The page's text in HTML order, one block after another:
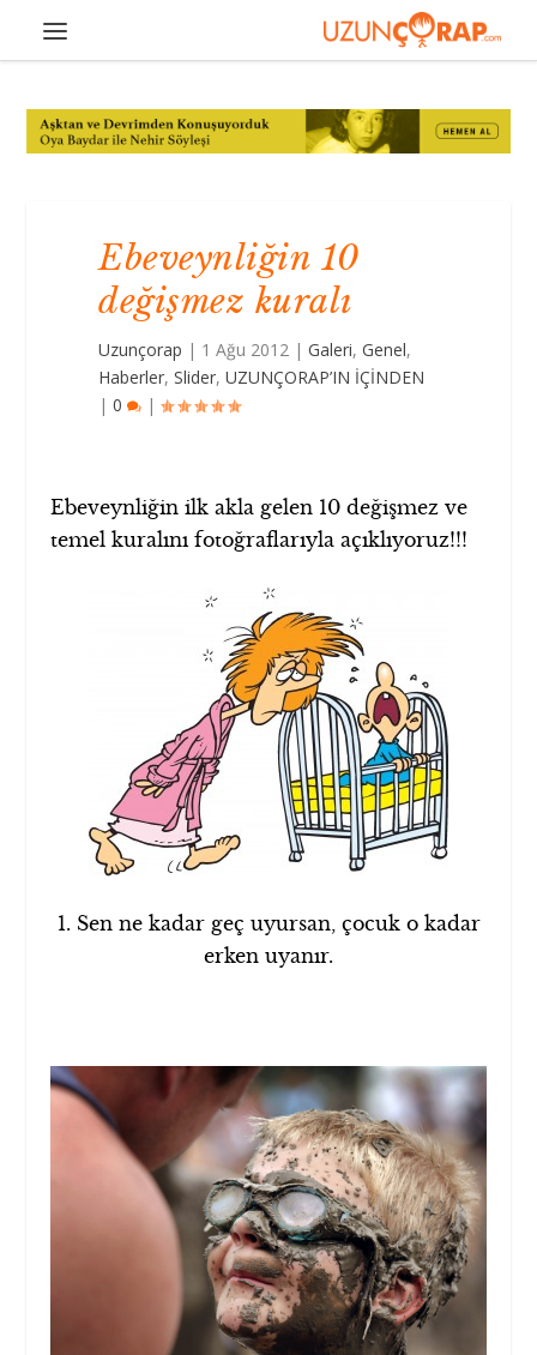
Ebeveynliğin 10
değişmez kuralı
Uzunçorap | 1 Ağu 2012 |Galeri,Genel,
Haberler,Slider,UZUNÇORAP’IN İÇİNDEN
|0 |
Ebeveynliğin ilk akla gelen 10 değişmez ve
temel kuralını fotoğraflarıyla açıklıyoruz!!!
1. Sen ne kadar geç uyursan, çocuk o kadar
erken uyanır.